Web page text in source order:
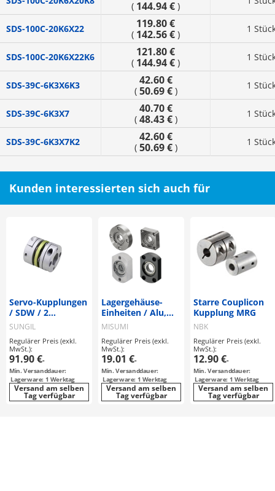
( 144.94 € )
SDS-100C-20K6X22 119.80 €
( 142.56 € ) 1
SDS-100C-20K6X22K6 121.80 €
( 144.94 € ) 1
SDS-39C-6K3X6K3 42.60 €
( 50.69 €) 1
SDS-39C-6K3X7 40.70 €
( 48.43 €) 1
SDS-39C-6K3X7K2 42.60 €
( 50.69 €) 1
Kunden interessierten sich auch für
Servo-Kupplungen
/ SDW / 2
Scheiben: Stahl /
Nabenklemmung,
Passfeder /
Korpus:
Aluminium
SUNGIL
Regulärer Preis (exkl.
MwSt.):
91.90 €-
Min. Versanddauer:
Lagerware: 1 Werktag
Versand am selben
Tag verfügbar
Lagergehäuse-
Einheiten / Alu,
Stahl, Edelstahl /
beschichtet /
Flansch /
abgesetzt /
Senkbohrung,
Innengewinde /
Kugellager /
Sicherungsring
MISUMI
Regulärer Preis (exkl.
MwSt.):
19.01 €-
Min. Versanddauer:
Lagerware: 1 Werktag
Versand am selben
Tag verfügbar
Starre Couplicon
Kupplung MRG
NBK
Regulärer Preis (exkl.
MwSt.):
12.90 €-
Min. Versanddauer:
Lagerware: 1 Werktag
Versand am selben
Tag verfügbar